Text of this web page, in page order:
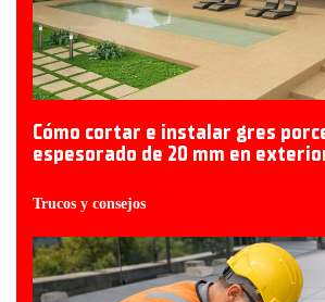
Cómo cortar e instalar gres
espesorado de 20 mm en
Trucos y consejos